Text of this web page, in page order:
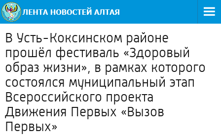
В Усть-Коксинском районе
прошёл фестиваль «Здоровый
образ жизни», в рамках которого
состоялся муниципальный этап
Всероссийского проекта
Движения Первых «Вызов
Первых»